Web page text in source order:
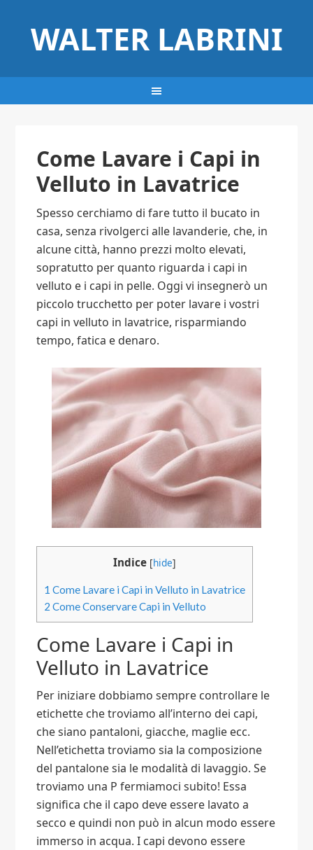
WALTER LABRINI
Come Lavare i Capi in
Velluto in Lavatrice
Spesso cerchiamo di fare tutto il bucato in
casa, senza rivolgerci alle lavanderie, che, in
alcune città, hanno prezzi molto elevati,
sopratutto per quanto riguarda i capi in
velluto e i capi in pelle. Oggi vi insegnerò un
piccolo trucchetto per poter lavare i vostri
capi in velluto in lavatrice, risparmiando
tempo, fatica e denaro.
Indice [hide]
1 Come Lavare i Capi in Velluto in Lavatrice
2 Come Conservare Capi in Velluto
Come Lavare i Capi in
Velluto in Lavatrice
Per iniziare dobbiamo sempre controllare le
etichette che troviamo all’interno dei capi,
che siano pantaloni, giacche, maglie ecc.
Nell’etichetta troviamo sia la composizione
del pantalone sia le modalità di lavaggio. Se
troviamo una P fermiamoci subito! Essa
significa che il capo deve essere lavato a
secco e quindi non può in alcun modo essere
immerso in acqua. I capi devono essere